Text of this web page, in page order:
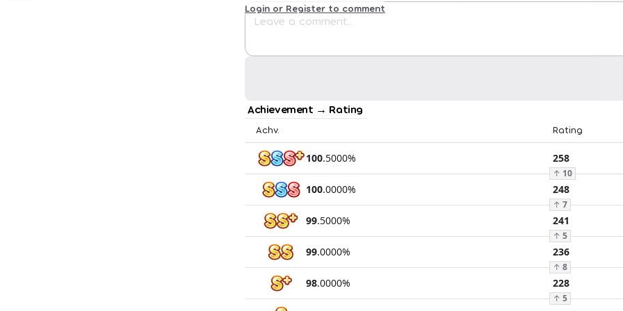
Login or Register to comment
Achievement → Rating
Achv. Rating
100.5000% 258
↑ 10
100.0000% 248
↑ 7
99.5000% 241
↑ 5
99.0000% 236
↑ 8
98.0000% 228
↑ 5